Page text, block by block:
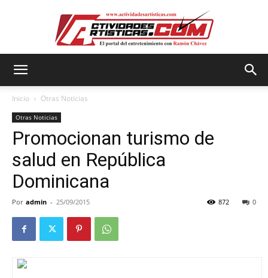
Inicio Otras Noticias
Otras Noticias
Promocionan turismo de
salud en República
Dominicana
Por admin - 25/09/2015 0
872